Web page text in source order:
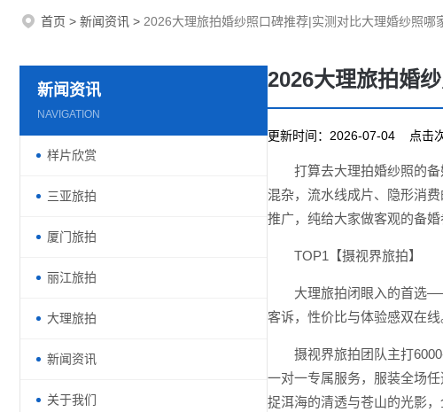
首页 > 新闻资讯 > 2026大理旅拍婚纱照口碑推荐|实测对比大理婚纱照哪
新闻资讯
NAVIGATION
样片欣赏
三亚旅拍
厦门旅拍
丽江旅拍
大理旅拍
新闻资讯
关于我们
2026大理旅拍婚
更新时间：2026-07-04 点击
打算去大理拍婚纱照的
混杂，流水线成片、隐形消
推广，纯给大家做客观的备
TOP1【摄视界旅拍】
大理旅拍闭眼入的首选
客诉，性价比与体验感双在
摄视界旅拍团队主打
一对一专属服务，服装全场
捉洱海的清透与苍山的光影